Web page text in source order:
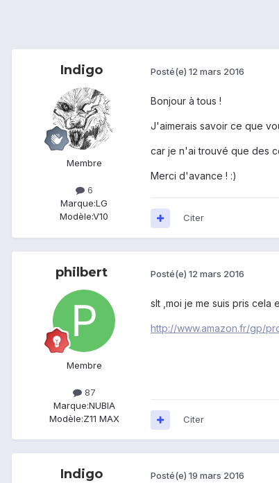
Indigo
Membre
6
Marque:LG
Modèle:V10
Posté(e) 12 mars 2016
Bonjour à tous !
J'aimerais savoir ce que
car je n'ai trouvé que des
Merci d'avance ! :)
Citer
philbert
Membre
87
Marque:NUBIA
Modèle:Z11 MAX
Posté(e) 12 mars 2016
slt ,moi je me suis pris cela
http://www.amazon.fr/gp/
Citer
Indigo Posté(e) 19 mars 2016